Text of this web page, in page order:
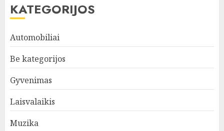
KATEGORIJOS
Automobiliai
Be kategorijos
Gyvenimas
Laisvalaikis
Muzika